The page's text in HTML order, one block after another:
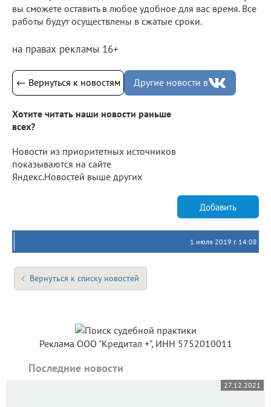
вы сможете оставить в любое удобное для вас время. Все
работы будут осуществлены в сжатые сроки.
на правах рекламы 16+
← Вернуться к новостям Другие новости в
Хотите читать наши новости раньше
всех?
Новости из приоритетных источников
показываются на сайте
Яндекс.Новостей выше других
Добавить
1 июля 2019 г. 14:08
Вернуться к списку новостей
Реклама ООО "Кредитал +", ИНН 5752010011
Последние новости
27.12.2021